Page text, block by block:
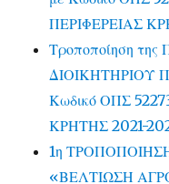
ΠΕΡΙΦΕΡΕΙΑΣ
Τροποποίηση
ΔΙΟΙΚΗΤΗΡΙΟΥ
Κωδικό ΟΠΣ
ΚΡΗΤΗΣ 2021-
1η
«ΒΕΛΤΙΩΣΗ